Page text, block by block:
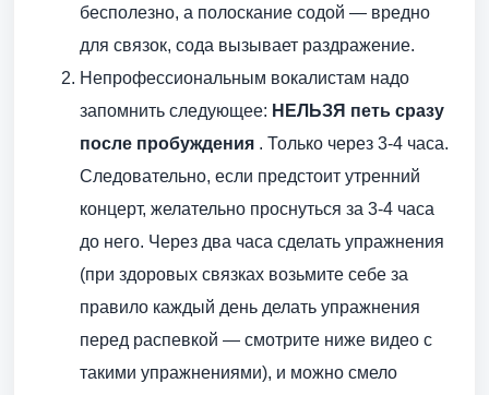
бесполезно, а полоскание содой — вредно
для связок, сода вызывает раздражение.
Непрофессиональным вокалистам надо
запомнить следующее: НЕЛЬЗЯ петь сразу
после пробуждения . Только через 3-4 часа.
Следовательно, если предстоит утренний
концерт, желательно проснуться за 3-4 часа
до него. Через два часа сделать упражнения
(при здоровых связках возьмите себе за
правило каждый день делать упражнения
перед распевкой — смотрите ниже видео с
такими упражнениями), и можно смело